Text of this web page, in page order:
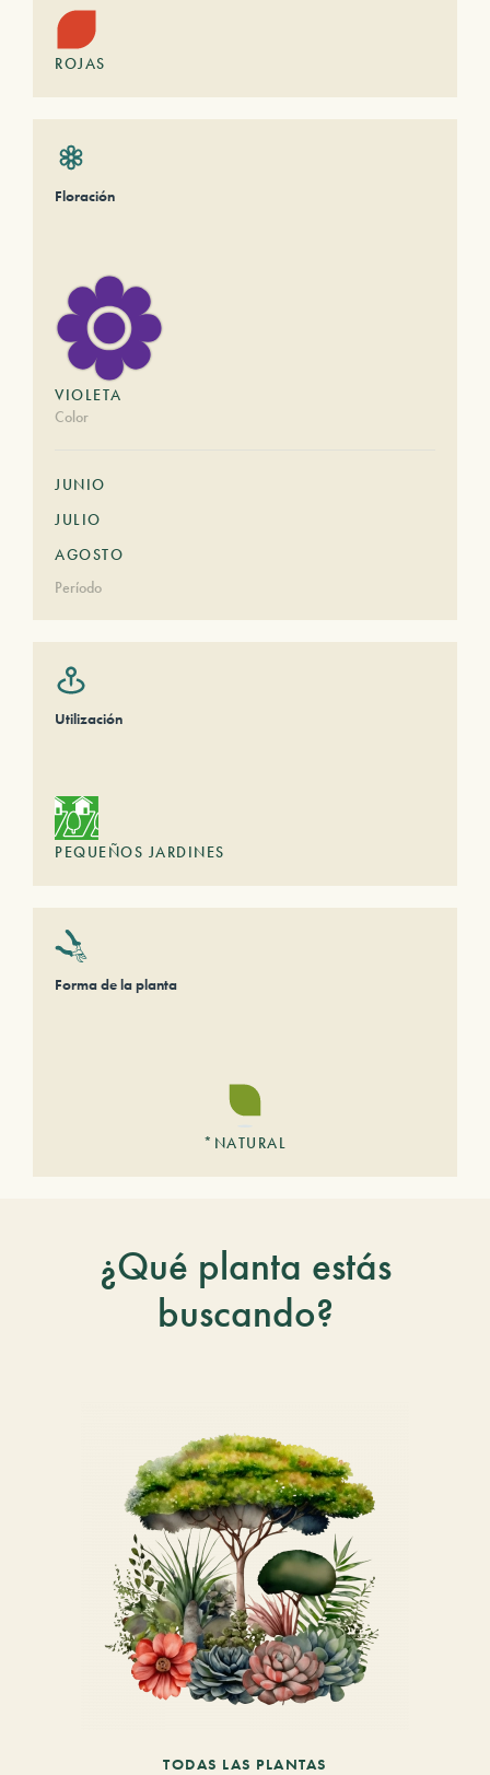
ROJAS
Floración
VIOLETA
Color
JUNIO
JULIO
AGOSTO
Período
Utilización
PEQUEÑOS JARDINES
Forma de la planta
*NATURAL
¿Qué planta estás
buscando?
TODAS LAS PLANTAS